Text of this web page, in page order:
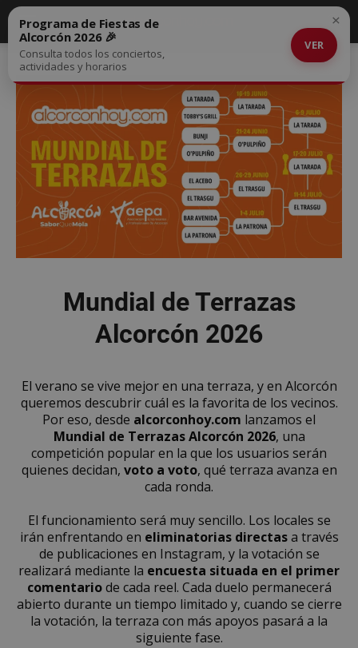
Programa de Fiestas de
Alcorcón 2026 🎉
Consulta todos los conciertos,
actividades y horarios
VER
×
Mundial de Terrazas
Alcorcón 2026
El verano se vive mejor en una terraza, y en Alcorcón
queremos descubrir cuál es la favorita de los vecinos.
Por eso, desde alcorconhoy.com lanzamos el
Mundial de Terrazas Alcorcón 2026, una
competición popular en la que los usuarios serán
quienes decidan, voto a voto, qué terraza avanza en
cada ronda.
El funcionamiento será muy sencillo. Los locales se
irán enfrentando en eliminatorias directasa través
de publicaciones en Instagram, y la votación se
realizará mediante la encuesta situada en el primer
comentariode cada reel. Cada duelo permanecerá
abierto durante un tiempo limitado y, cuando se cierre
la votación, la terraza con más apoyos pasará a la
siguiente fase.